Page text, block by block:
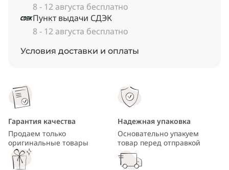
8 - 12 августа бесплатно
Пункт выдачи СДЭК
8 - 12 августа бесплатно
Условия доставки и оплаты
Гарантия качества
Продаем только
оригинальные товары
Надежная упаковка
Основательно упакуем
товар перед отправкой